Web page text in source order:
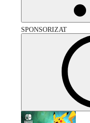
SPONSORIZAT